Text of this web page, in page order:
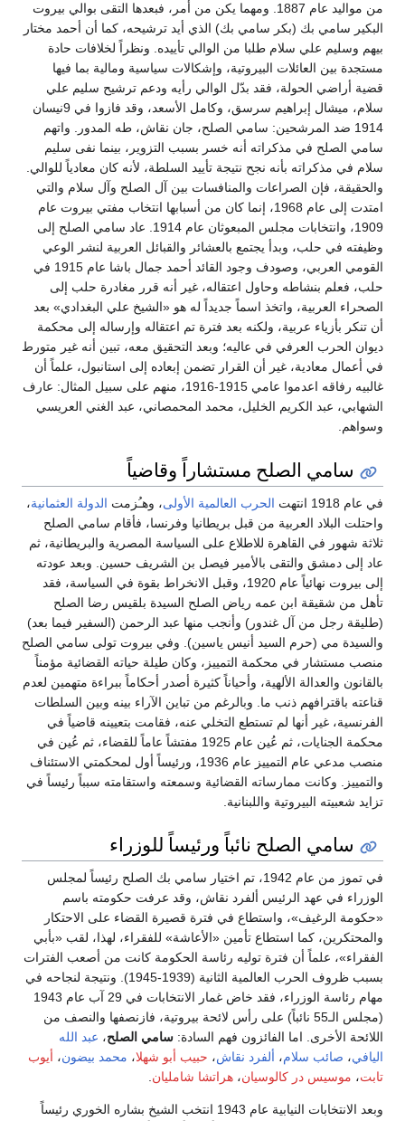
من مواليد عام 1887. ومهما يكن من أمر، فبعدها التقى بوالي بيروت
البكير سامي بك (بكر سامي بك) الذي أيد ترشيحه، كما أن أحمد مختار
بيهم وسليم علي سلام طلبا من الوالي تأييده. ونظراً لخلافات حادة
مستجدة بين العائلات البيروتية، وإشكالات سياسية ومالية بما فيها
قضية أراضي الحولة، فقد بدّل الوالي رأيه ودعم ترشيح سليم علي
سلام، ميشال إبراهيم سرسق، وكامل الأسعد، وقد فازوا في 9نيسان
1914 ضد المرشحين: سامي الصلح، جان نقاش، طه المدور. واتهم
سامي الصلح في مذكراته أنه خسر بسبب التزوير، بينما نفى سليم
سلام في مذكراته بأنه نجح نتيجة تأييد السلطة، لأنه كان معادياً للوالي.
والحقيقة، فإن الصراعات والمنافسات بين آل الصلح وآل سلام والتي
امتدت إلى عام 1968، إنما كان من أسبابها انتخاب مفتي بيروت عام
1909، وانتخابات مجلس المبعوثان عام 1914. عاد سامي الصلح إلى
وظيفته في حلب، وبدأ يجتمع بالعشائر والقبائل العربية لنشر الوعي
القومي العربي، وصودف وجود القائد أحمد جمال باشا عام 1915 في
حلب، فعلم بنشاطه وحاول اعتقاله، غير أنه قرر مغادرة حلب إلى
الصحراء العربية، واتخذ اسماً جديداً له هو «الشيخ علي البغدادي» بعد
أن تنكر بأزياء عربية، ولكنه بعد فترة تم اعتقاله وإرساله إلى محكمة
ديوان الحرب العرفي في عاليه؛ وبعد التحقيق معه، تبين أنه غير متورط
في أعمال معادية، غير أن القرار تضمن إبعاده إلى استانبول، علماً أن
غالبيه رفاقه اعدموا عامي 1915-1916، منهم على سبيل المثال: عارف
الشهابي، عبد الكريم الخليل، محمد المحمصاني، عبد الغني العريسي
وسواهم.
سامي الصلح مستشاراً وقاضياً
في عام 1918 انتهت الحرب العالمية الأولى، وهـُزمت الدولة العثمانية،
واحتلت البلاد العربية من قبل بريطانيا وفرنسا، فأقام سامي الصلح
ثلاثة شهور في القاهرة للاطلاع على السياسة المصرية والبريطانية، ثم
عاد إلى دمشق والتقى بالأمير فيصل بن الشريف حسين. وبعد عودته
إلى بيروت نهائياً عام 1920، وقبل الانخراط بقوة في السياسة، فقد
تأهل من شقيقة ابن عمه رياض الصلح السيدة بلقيس رضا الصلح
(طليقة رجل من آل غندور) وأنجب منها عبد الرحمن (السفير فيما بعد)
والسيدة مي (حرم السيد أنيس ياسين). وفي بيروت تولى سامي الصلح
منصب مستشار في محكمة التمييز، وكان طيلة حياته القضائية مؤمناً
بالقانون والعدالة الألهية، وأحياناً كثيرة أصدر أحكاماً ببراءة متهمين لعدم
قناعته باقترافهم ذنب ما. وبالرغم من تباين الآراء بينه وبين السلطات
الفرنسية، غير أنها لم تستطع التخلي عنه، فقامت بتعيينه قاضياً في
محكمة الجنايات، ثم عُين عام 1925 مفتشاً عاماً للقضاء، ثم عُين في
منصب مدعي عام التمييز عام 1936، ورئيساً أول لمحكمتي الاستئناف
والتمييز. وكانت ممارساته القضائية وسمعته واستقامته سبباً رئيساً في
تزايد شعبيته البيروتية واللبنانية.
سامي الصلح نائباً ورئيساً للوزراء
في تموز من عام 1942، تم اختيار سامي بك الصلح رئيساً لمجلس
الوزراء في عهد الرئيس ألفرد نقاش، وقد عرفت حكومته باسم
«حكومة الرغيف»، واستطاع في فترة قصيرة القضاء على الاحتكار
والمحتكرين، كما استطاع تأمين «الأعاشة» للفقراء، لهذا، لقب «بأبي
الفقراء»، علماً أن فترة توليه رئاسة الحكومة كانت من أصعب الفترات
بسبب ظروف الحرب العالمية الثانية (1939-1945). ونتيجة لنجاحه في
مهام رئاسة الوزراء، فقد خاض غمار الانتخابات في 29 آب عام 1943
(مجلس الـ55 نائباً) على رأس لائحة بيروتية، فازنصفها والنصف من
اللائحة الأخرى. اما الفائزون فهم السادة: سامي الصلح، عبد الله
اليافي، صائب سلام، ألفرد نقاش، حبيب أبو شهلا، محمد بيضون، أيوب
تابت، موسيس در كالوسيان، هراتشا شامليان
وبعد الانتخابات النيابية عام 1943 انتخب الشيخ بشاره الخوري رئيساً